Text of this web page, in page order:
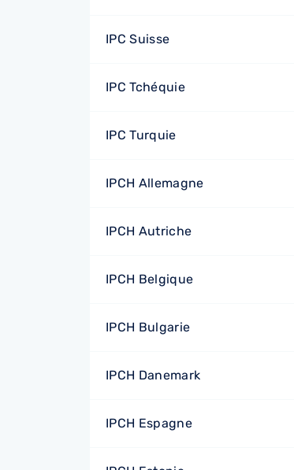
IPC Suisse
IPC Tchéquie
IPC Turquie
IPCH Allemagne
IPCH Autriche
IPCH Belgique
IPCH Bulgarie
IPCH Danemark
IPCH Espagne